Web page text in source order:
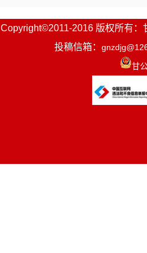
Copyright©2011-2016 版权所有：
投稿信箱：
甘